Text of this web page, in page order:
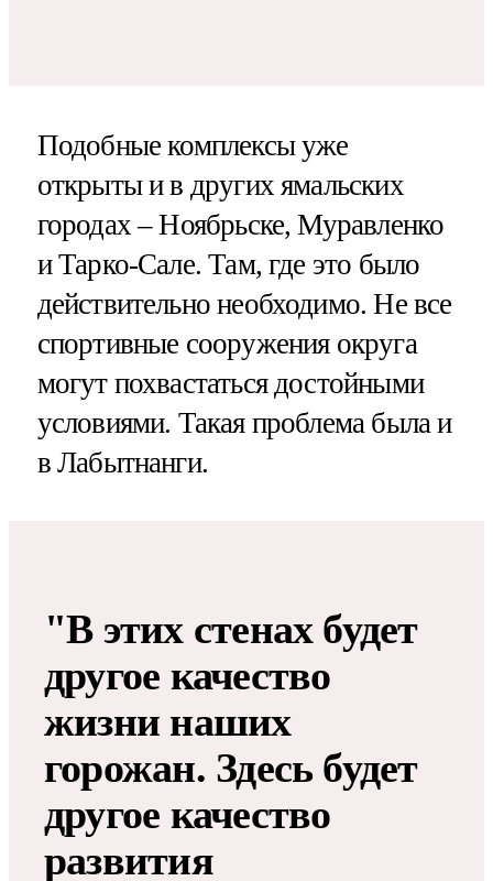
Подобные комплексы уже
открыты и в других ямальских
городах – Ноябрьске, Муравленко
и Тарко-Сале. Там, где это было
действительно необходимо. Не все
спортивные сооружения округа
могут похвастаться достойными
условиями. Такая проблема была и
в Лабытнанги.
"В этих стенах будет
другое качество
жизни наших
горожан. Здесь будет
другое качество
развития